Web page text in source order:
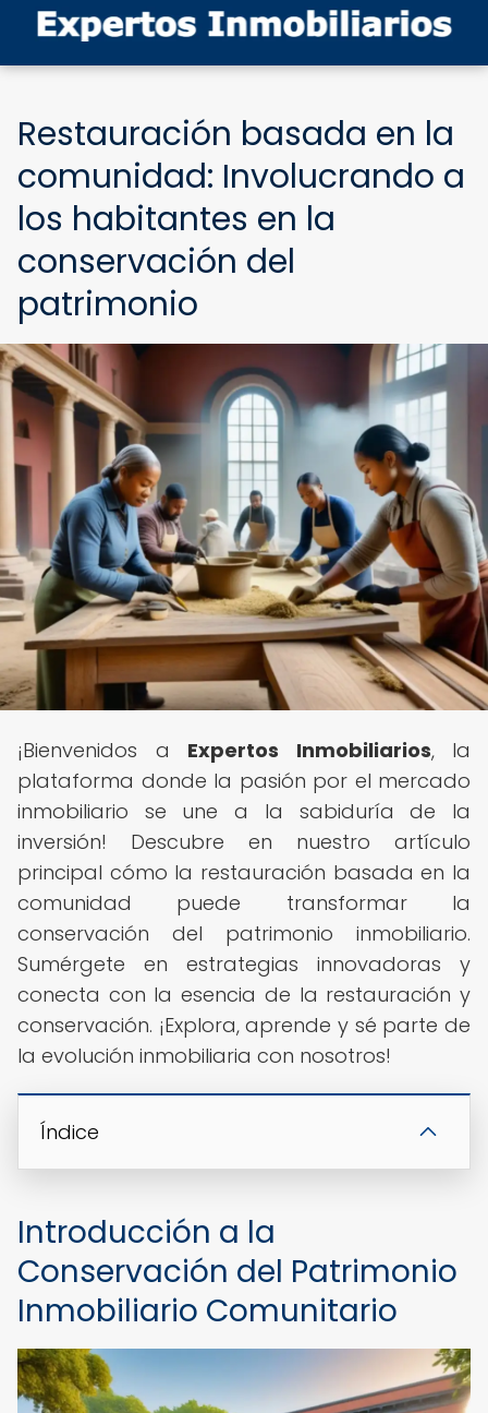
Restauración basada en la
comunidad: Involucrando a
los habitantes en la
conservación del
patrimonio
¡Bienvenidos a Expertos Inmobiliarios, la
plataforma donde la pasión por el mercado
inmobiliario se une a la sabiduría de la
inversión! Descubre en nuestro artículo
principal cómo la restauración basada en la
comunidad puede transformar la
conservación del patrimonio inmobiliario.
Sumérgete en estrategias innovadoras y
conecta con la esencia de la restauración y
conservación. ¡Explora, aprende y sé parte de
la evolución inmobiliaria con nosotros!
Índice
Introducción a la
Conservación del Patrimonio
Inmobiliario Comunitario